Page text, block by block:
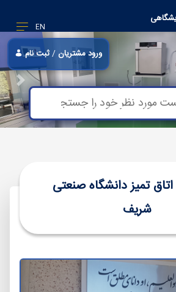
EN
Focus first slide
Focus second slide
Focus third slide
ورود مشتریان/ثبت نام
Next
تمیز دانشگاه صنعتی
شریف